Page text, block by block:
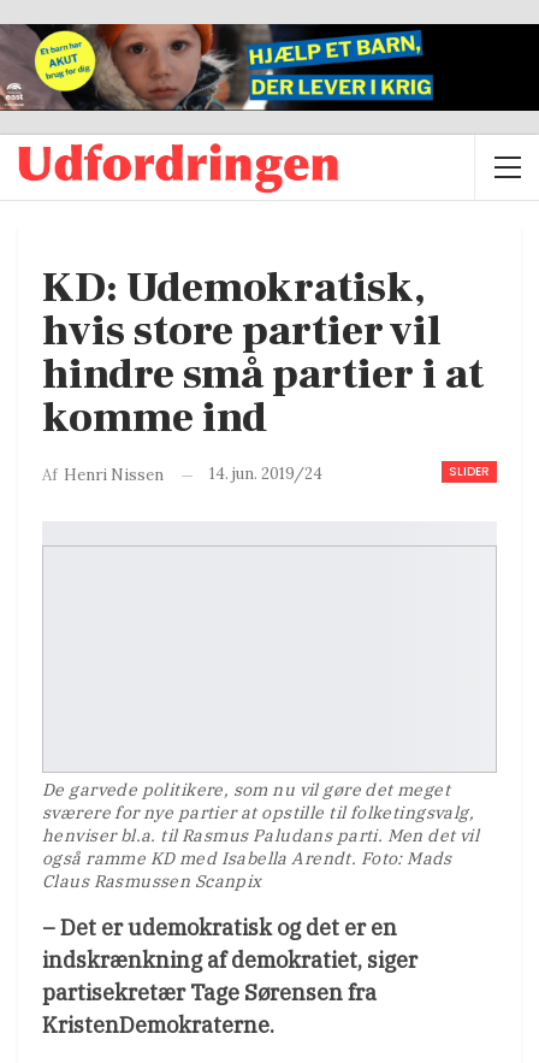
KD: Udemokratisk,
hvis store partier vil
hindre små partier i at
komme ind
SLIDER
Af Henri Nissen 14. jun. 2019/24
De garvede politikere, som nu vil gøre det meget
sværere for nye partier at opstille til folketingsvalg,
henviser bl.a. til Rasmus Paludans parti. Men det vil
også ramme KD med Isabella Arendt. Foto: Mads
Claus Rasmussen Scanpix
– Det er udemokratisk og det er en
indskrænkning af demokratiet, siger
partisekretær Tage Sørensen fra
KristenDemokraterne.